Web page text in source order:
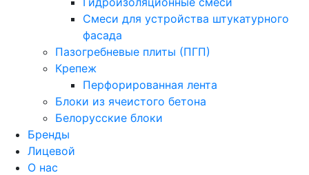
Смеси для устройства штукатурного
фасада
Пазогребневые плиты (ПГП)
Крепеж
Перфорированная лента
Блоки из ячеистого бетона
Белорусские блоки
Бренды
Лицевой
О нас